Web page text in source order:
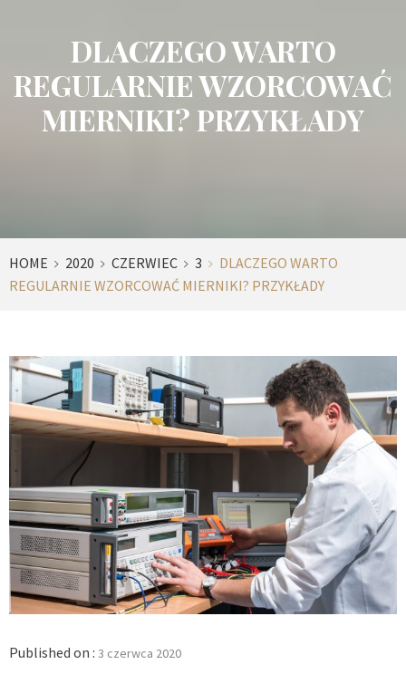
DLACZEGO WARTO
REGULARNIE WZORCOWAĆ
MIERNIKI? PRZYKŁADY
HOME 2020 CZERWIEC 3
DLACZEGO WARTO
REGULARNIE WZORCOWAĆ MIERNIKI? PRZYKŁADY
Published on : 3 czerwca 2020